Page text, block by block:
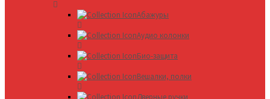
Абажуры
Аудио колонки
Био-защита
Вешалки, полки
Дверные ручки